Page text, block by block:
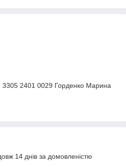
3305 2401 0029 Горденко Марина
14 днів за домовленістю